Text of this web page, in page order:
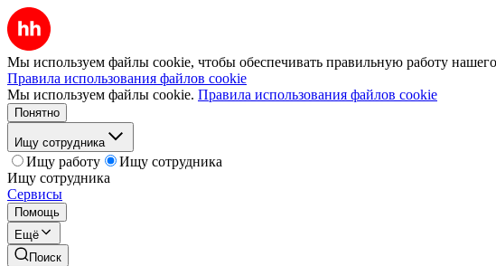
Мы используем файлы cookie, чтобы обеспечивать правильную работу нашего
Правила использования файлов cookie
Мы используем файлы cookie. Правила использования файлов cookie
Понятно
Ищу сотрудника
Ищу работу
Ищу сотрудника
Ищу сотрудника
Сервисы
Помощь
Ещё
Поиск